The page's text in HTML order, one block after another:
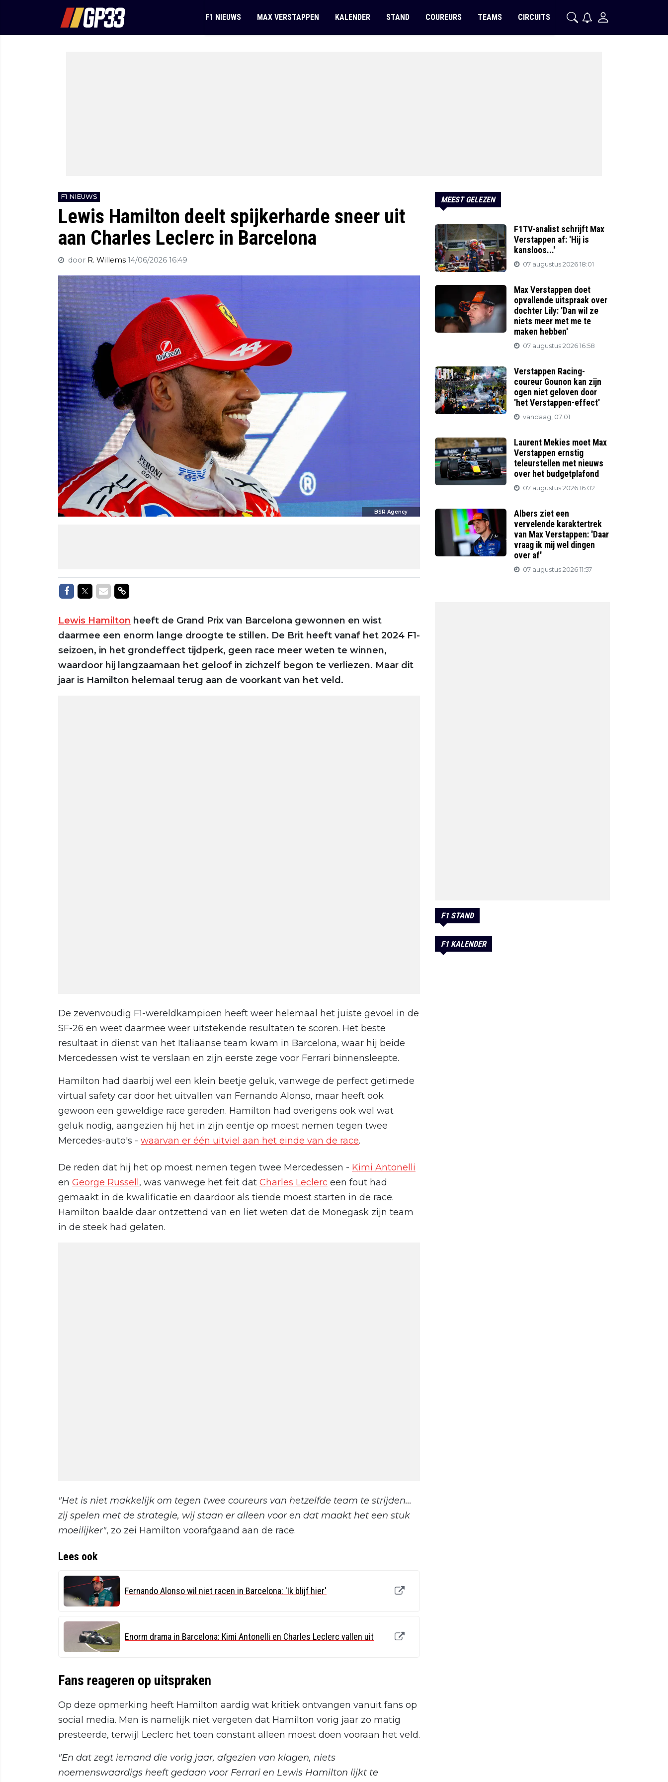
F1 NIEUWS MAX VERSTAPPEN KALENDER STAND COUREURS TEAMS CIRCUITS
F1 NIEUWS
Lewis Hamilton deelt spijkerharde sneer uit
aan Charles Leclerc in Barcelona
door R. Willems 14/06/2026 16:49
BSR Agency
Delen op Facebook
Delen op Twitter
Delen via Mail
Delen via link
Lewis Hamilton heeft de Grand Prix van Barcelona gewonnen en wist
daarmee een enorm lange droogte te stillen. De Brit heeft vanaf het 2024 F1-
seizoen, in het grondeffect tijdperk, geen race meer weten te winnen,
waardoor hij langzaamaan het geloof in zichzelf begon te verliezen. Maar dit
jaar is Hamilton helemaal terug aan de voorkant van het veld.
De zevenvoudig F1-wereldkampioen heeft weer helemaal het juiste gevoel in de
SF-26 en weet daarmee weer uitstekende resultaten te scoren. Het beste
resultaat in dienst van het Italiaanse team kwam in Barcelona, waar hij beide
Mercedessen wist te verslaan en zijn eerste zege voor Ferrari binnensleepte.
Hamilton had daarbij wel een klein beetje geluk, vanwege de perfect getimede
virtual safety car door het uitvallen van Fernando Alonso, maar heeft ook
gewoon een geweldige race gereden. Hamilton had overigens ook wel wat
geluk nodig, aangezien hij het in zijn eentje op moest nemen tegen twee
Mercedes-auto's - waarvan er één uitviel aan het einde van de race.
De reden dat hij het op moest nemen tegen twee Mercedessen - Kimi Antonelli
en George Russell , was vanwege het feit dat Charles Leclerc een fout had
gemaakt in de kwalificatie en daardoor als tiende moest starten in de race.
Hamilton baalde daar ontzettend van en liet weten dat de Monegask zijn team
in de steek had gelaten.
"Het is niet makkelijk om tegen twee coureurs van hetzelfde team te strijden...
zij spelen met de strategie, wij staan er alleen voor en dat maakt het een stuk
moeilijker", zo zei Hamilton voorafgaand aan de race.
Lees ook
Fernando Alonso wil niet racen in Barcelona: 'Ik blijf hier'
Enorm drama in Barcelona: Kimi Antonelli en Charles Leclerc vallen uit
Fans reageren op uitspraken
Op deze opmerking heeft Hamilton aardig wat kritiek ontvangen vanuit fans op
social media. Men is namelijk niet vergeten dat Hamilton vorig jaar zo matig
presteerde, terwijl Leclerc het toen constant alleen moest doen vooraan het veld.
"En dat zegt iemand die vorig jaar, afgezien van klagen, niets
noemenswaardigs heeft gedaan voor Ferrari en Lewis Hamilton lijkt te
MEEST GELEZEN
F1TV-analist schrijft Max
Verstappen af: 'Hij is
kansloos...'
07 augustus 2026 18:01
Max Verstappen doet
opvallende uitspraak over
dochter Lily: 'Dan wil ze
niets meer met me te
maken hebben'
07 augustus 2026 16:58
Verstappen Racing-
coureur Gounon kan zijn
ogen niet geloven door
'het Verstappen-effect'
vandaag, 07:01
Laurent Mekies moet Max
Verstappen ernstig
teleurstellen met nieuws
over het budgetplafond
07 augustus 2026 16:02
Albers ziet een
vervelende karaktertrek
van Max Verstappen: 'Daar
vraag ik mij wel dingen
over af'
07 augustus 2026 11:57
F1 STAND
F1 KALENDER